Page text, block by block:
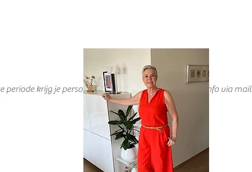
krijg je persoonlijke begeleiding en dagelijkse info via mail